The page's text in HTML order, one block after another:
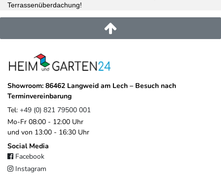
Terrassenüberdachung!
Showroom: 86462 Langweid am Lech – Besuch nach
Terminvereinbarung
Tel: +49 (0) 821 79500 001
Mo-Fr 08:00 - 12:00 Uhr
und von 13:00 - 16:30 Uhr
Social Media
Facebook
Instagram